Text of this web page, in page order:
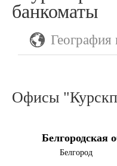
банкоматы
География
Офисы
Белгородская
Белгород